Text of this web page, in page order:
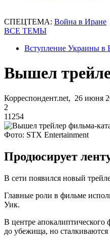
СПЕЦТЕМА: Война в Иране
ВСЕ ТЕМЫ
Вступление Украины в
Вышел
Корреспондент.net, 26 июня
2
11254
Фото: STX Entertainment
Продюсирует
В сети появился новый
Главные роли в фильме
Уик.
В центре апокалиптического
до убежища, но сталкиваются